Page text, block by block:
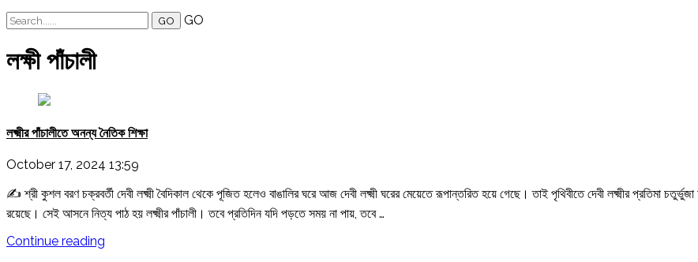
GO
লক্ষী পাঁচালী
লক্ষ্মীর পাঁচালীতে অনন্য নৈতিক শিক্ষা
October 17, 2024 13:59
✍️ শ্রী কুশল বরণ চক্রবর্তী দেবী লক্ষ্মী বৈদিকাল থেকে পূজিত হলেও বাঙালির ঘরে আজ দেবী লক্ষ্মী ঘরের মেয়েতে রূপান্তরিত হয়ে গেছে। তাই পৃথিবীতে দেবী লক্ষ্মীর প্রতিমা চতুর্ভুজা
রয়েছে। সেই আসনে নিত্য পাঠ হয় লক্ষ্মীর পাঁচালী। তবে প্রতিদিন যদি পড়তে সময় না পায়, তবে …
Continue reading